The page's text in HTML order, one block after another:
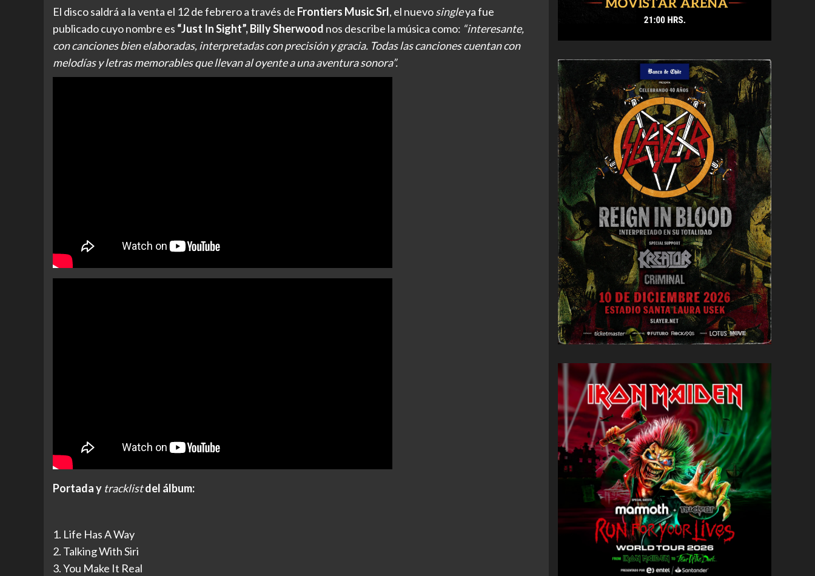
El disco saldrá a la venta el 12 de febrero a través de Frontiers Music Srl, el nuevosingleya fue
publicado cuyo nombre es “Just In Sight”, Billy Sherwood nos describe la música como: “interesante,
con canciones bien elaboradas, interpretadas con precisión y gracia. Todas las canciones cuentan con
melodías y letras memorables que llevan al oyente a una aventura sonora”.
Portada y tracklistdel álbum:
1. Life Has A Way
2. Talking With Siri
3. You Make It Real